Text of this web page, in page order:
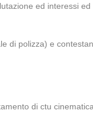
ed interessi
di polizza) e
di ctu